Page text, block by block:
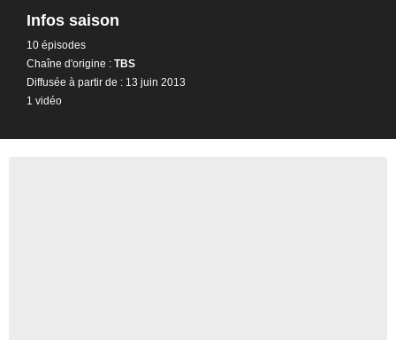
Infos saison
10 épisodes
Chaîne d'origine : TBS
Diffusée à partir de : 13 juin 2013
1 vidéo